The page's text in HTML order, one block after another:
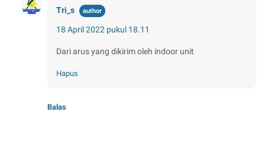
Tri_s
18 April 2022 pukul 18.11
Dari arus yang dikirim oleh indoor unit
Hapus
Balas